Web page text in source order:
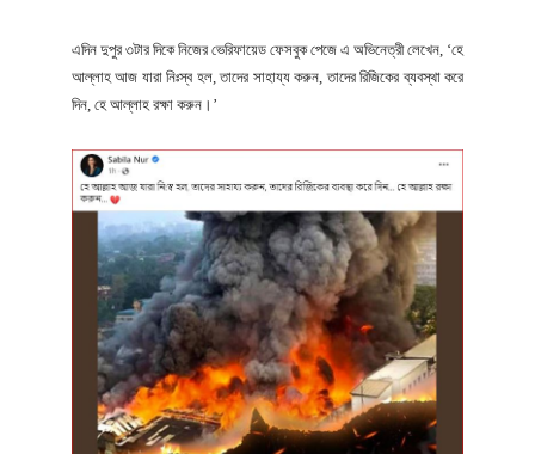
এদিন দুপুর ৩টার দিকে নিজের ভেরিফায়েড ফেসবুক পেজে এ অভিনেত্রী লেখেন, ‘হে
আল্লাহ আজ যারা নিঃস্ব হল, তাদের সাহায্য করুন, তাদের রিজিকের ব্যবস্থা করে
দিন, হে আল্লাহ রক্ষা করুন।’